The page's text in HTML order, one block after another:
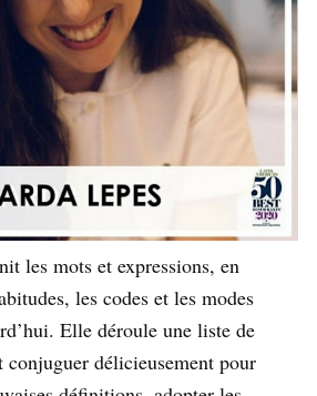
les mots et expressions, en
les codes et les modes
Elle déroule une liste de
conjuguer délicieusement pour